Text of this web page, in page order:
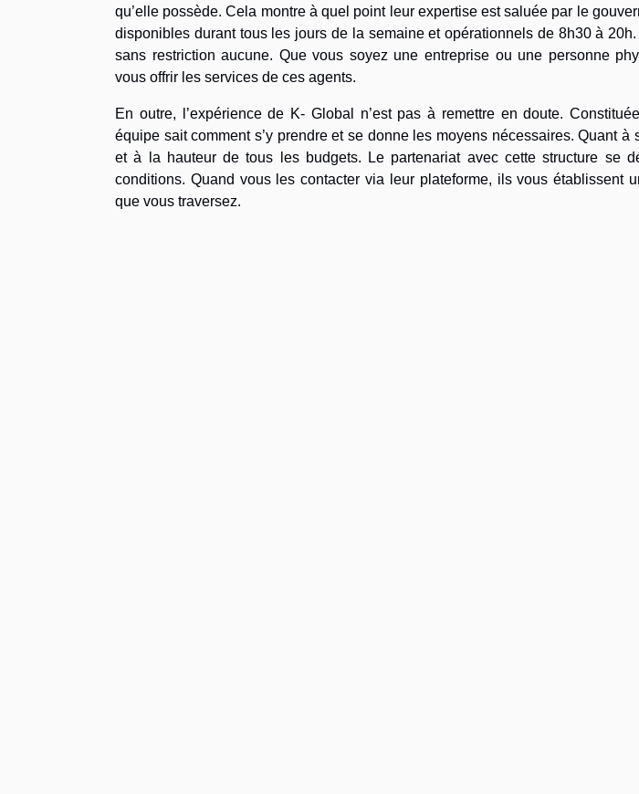
qu’elle possède. Cela montre à quel point leur expertise est saluée par le
disponibles durant tous les jours de la semaine et opérationnels de 8h30 à
sans restriction aucune. Que vous soyez une entreprise ou une personne
vous offrir les services de ces agents.
En outre, l’expérience de K- Global n’est pas à remettre en doute.
équipe sait comment s’y prendre et se donne les moyens nécessaires. Quant à
et à la hauteur de tous les budgets. Le partenariat avec cette structure se
conditions. Quand vous les contacter via leur plateforme, ils vous établissent
que vous traversez.